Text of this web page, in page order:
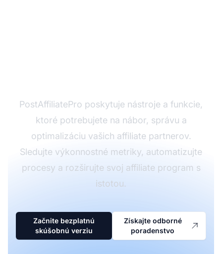
PostAffiliatePro poskytuje nástroje a funkcie,
ktoré potrebujete na nábor, správu a
optimalizáciu vašich affiliate partnerov.
Sledujte výkonnostné metriky, automatizujte
procesy a rozširujte svoj affiliate program s
istotou.
Začnite bezplatnú
skúšobnú verziu
Získajte odborné
poradenstvo